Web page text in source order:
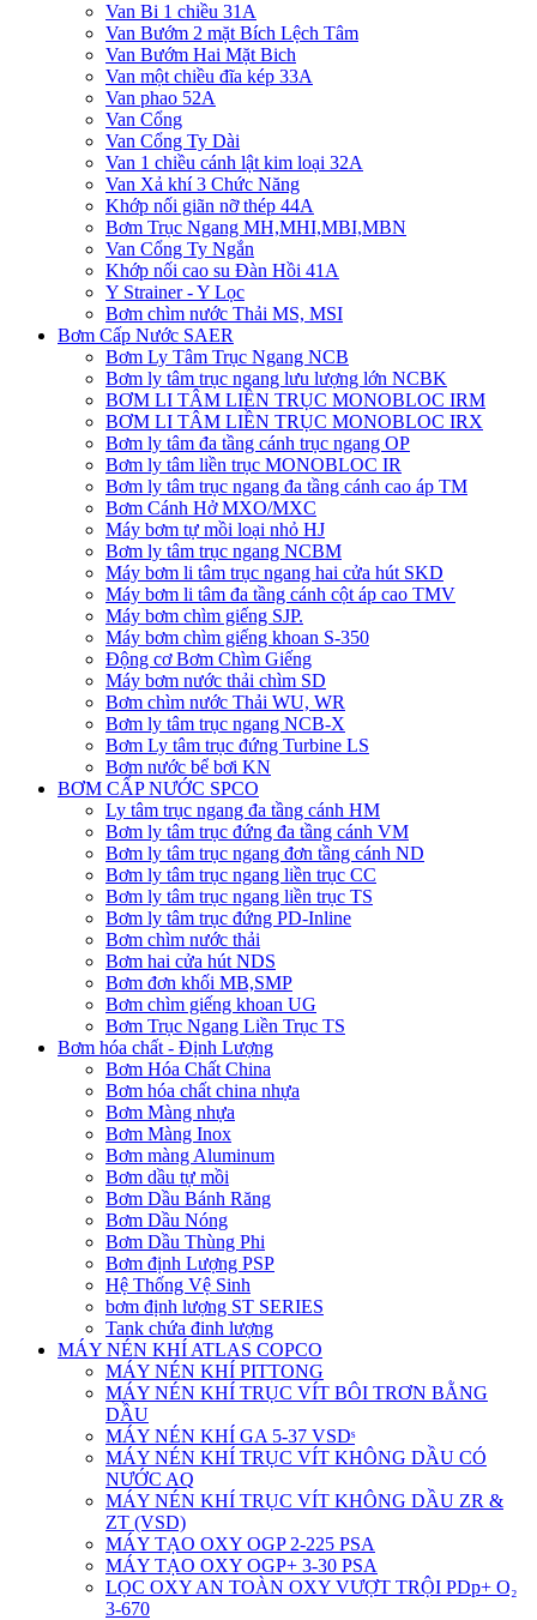
Van Bi 1 chiều 31A
Van Bướm 2 mặt Bích Lệch Tâm
Van Bướm Hai Mặt Bich
Van một chiều đĩa kép 33A
Van phao 52A
Van Cổng
Van Cổng Ty Dài
Van 1 chiều cánh lật kim loại 32A
Van Xả khí 3 Chức Năng
Khớp nối giãn nỡ thép 44A
Bơm Trục Ngang MH,MHI,MBI,MBN
Van Cổng Ty Ngắn
Khớp nối cao su Đàn Hồi 41A
Y Strainer - Y Lọc
Bơm chìm nước Thải MS, MSI
Bơm Cấp Nước SAER
Bơm Ly Tâm Trục Ngang NCB
Bơm ly tâm trục ngang lưu lượng lớn NCBK
BƠM LI TÂM LIỀN TRỤC MONOBLOC IRM
BƠM LI TÂM LIỀN TRỤC MONOBLOC IRX
Bơm ly tâm đa tầng cánh trục ngang OP
Bơm ly tâm liền trục MONOBLOC IR
Bơm ly tâm trục ngang đa tầng cánh cao áp TM
Bơm Cánh Hở MXO/MXC
Máy bơm tự mồi loại nhỏ HJ
Bơm ly tâm trục ngang NCBM
Máy bơm li tâm trục ngang hai cửa hút SKD
​Máy bơm li tâm đa tầng cánh cột áp cao TMV
Máy bơm chìm giếng SJP.
Máy bơm chìm giếng khoan S-350
Động cơ Bơm Chìm Giếng
​Máy bơm nước thải chìm SD
Bơm chìm nước Thải WU, WR
Bơm ly tâm trục ngang NCB-X
Bơm Ly tâm trục đứng Turbine LS
Bơm nước bể bơi KN
BƠM CẤP NƯỚC SPCO
Ly tâm trục ngang đa tầng cánh HM
Bơm ly tâm trục đứng đa tầng cánh VM
Bơm ly tâm trục ngang đơn tầng cánh ND
Bơm ly tâm trục ngang liền trục CC
Bơm ly tâm trục ngang liền trục TS
Bơm ly tâm trục đứng PD-Inline
Bơm chìm nước thải
Bơm hai cửa hút NDS
Bơm đơn khối MB,SMP
Bơm chìm giếng khoan UG
Bơm Trục Ngang Liền Trục TS
Bơm hóa chất - Định Lượng
Bơm Hóa Chất China
Bơm hóa chất china nhựa
Bơm Màng nhựa
Bơm Màng Inox
Bơm màng Aluminum
Bơm dầu tự mồi
Bơm Dầu Bánh Răng
Bơm Dầu Nóng
Bơm Dầu Thùng Phi
Bơm định Lượng PSP
Hệ Thống Vệ Sinh
bơm định lượng ST SERIES
Tank chứa đinh lượng
MÁY NÉN KHÍ ATLAS COPCO
MÁY NÉN KHÍ PITTONG
MÁY NÉN KHÍ TRỤC VÍT BÔI TRƠN BẰNG
DẦU
MÁY NÉN KHÍ GA 5-37 VSDˢ
MÁY NÉN KHÍ TRỤC VÍT KHÔNG DẦU CÓ
NƯỚC AQ
MÁY NÉN KHÍ TRỤC VÍT KHÔNG DẦU ZR &
ZT (VSD)
MÁY TẠO OXY OGP 2-225 PSA
MÁY TẠO OXY OGP+ 3-30 PSA
LỌC OXY AN TOÀN OXY VƯỢT TRỘI PDp+ O₂
3-670